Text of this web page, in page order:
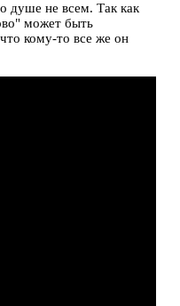
душе не всем. Так как
может быть
кому-то все же он